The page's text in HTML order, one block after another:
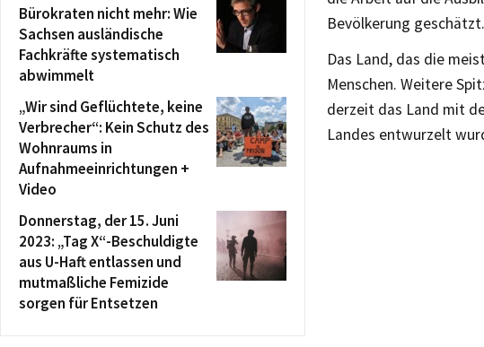
Bevölkerung geschätzt.
Das Land, das die
Menschen. Weitere
derzeit das Land mit
Landes entwurzelt
Bürokraten nicht mehr: Wie
Sachsen ausländische
Fachkräfte systematisch
abwimmelt
„Wir sind Geflüchtete, keine
Verbrecher“: Kein Schutz des
Wohnraums in
Aufnahmeeinrichtungen +
Video
Donnerstag, der 15. Juni
2023: „Tag X“-Beschuldigte
aus U-Haft entlassen und
mutmaßliche Femizide
sorgen für Entsetzen